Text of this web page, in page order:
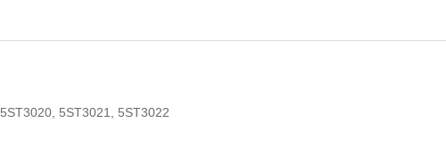
5ST3020, 5ST3021, 5ST3022